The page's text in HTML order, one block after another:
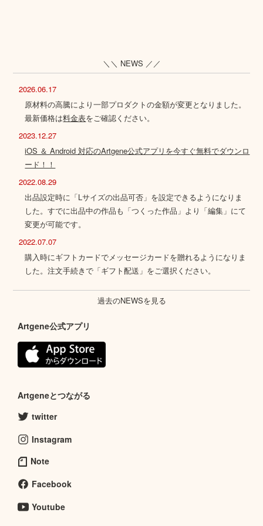
＼＼ NEWS ／／
2026.06.17
原材料の高騰により一部プロダクトの金額が変更となりました。
最新価格は料金表をご確認ください。
2023.12.27
iOS ＆ Android 対応のArtgene公式アプリを今すぐ無料でダウンロ
ード！！
2022.08.29
出品設定時に「Lサイズの出品可否」を設定できるようになりま
した。すでに出品中の作品も「つくった作品」より「編集」にて
変更が可能です。
2022.07.07
購入時にギフトカードでメッセージカードを贈れるようになりま
した。注文手続きで「ギフト配送」をご選択ください。
過去のNEWSを見る
Artgene公式アプリ
Artgeneとつながる
twitter
Instagram
Note
Facebook
Youtube